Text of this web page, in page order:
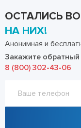
ОСТАЛИСЬ
НА НИХ!
Анонимная и
Закажите
8 (800) 302-43-06